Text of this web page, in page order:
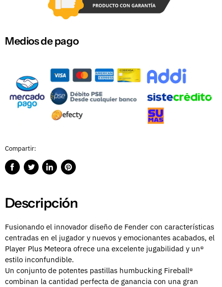
Medios de pago
Compartir:
CompartirPublicarCompartirGuardar
Descripción
Fusionando el innovador diseño de Fender con características
centradas en el jugador y nuevos y emocionantes acabados, el
Player Plus Meteora ofrece una excelente jugabilidad y un®
estilo inconfundible.
Un conjunto de potentes pastillas humbucking Fireball®
combinan la cantidad perfecta de ganancia con una gran